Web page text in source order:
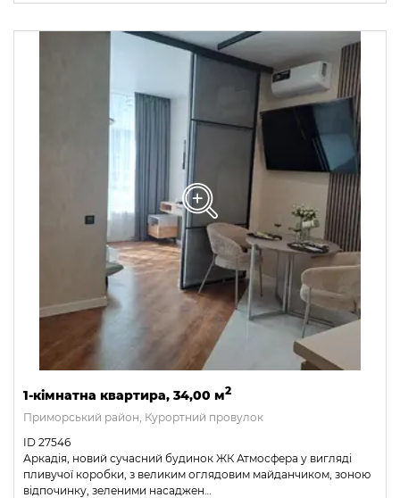
1-кімнатна квартира, 34,00 м2
Приморський район, Курортний провулок
ID 27546
Аркадія, новий сучасний будинок ЖК Атмосфера у вигляді
пливучої коробки, з великим оглядовим майданчиком, зоною
відпочинку, зеленими насаджен…